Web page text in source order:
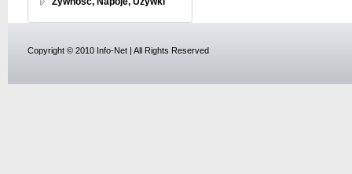
Copyright © 2010 Info-Net | All Rights Reserved